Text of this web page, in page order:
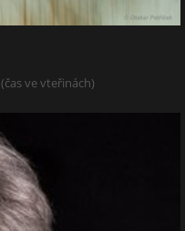
(čas ve vteřinách)